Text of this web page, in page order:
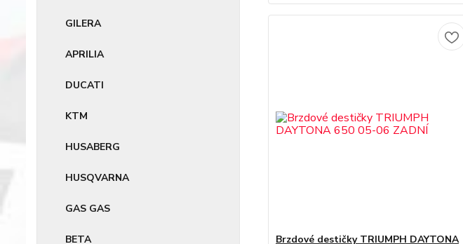
GILERA
APRILIA
DUCATI
KTM
HUSABERG
HUSQVARNA
GAS GAS
BETA
Brzdové destičky TRIUMPH DAYTONA